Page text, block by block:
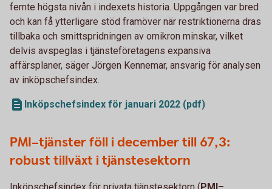
femte högsta nivån i indexets historia. Uppgången var bred
och kan få ytterligare stöd framöver när restriktionerna dras
tillbaka och smittspridningen av omikron minskar, vilket
delvis avspeglas i tjänsteföretagens expansiva
affärsplaner, säger Jörgen Kennemar, ansvarig för analysen
av inköpschefsindex.
Inköpschefsindex för januari 2022 (pdf)
PMI–tjänster föll i december till 67,3:
robust tillväxt i tjänstesektorn